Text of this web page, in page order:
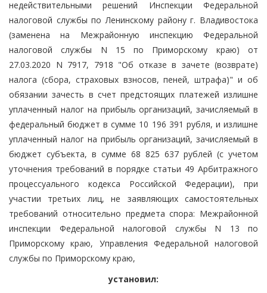
недействительными решений Инспекции Федеральной
налоговой службы по Ленинскому району г. Владивостока
(заменена на Межрайонную инспекцию Федеральной
налоговой службы N 15 по Приморскому краю) от
27.03.2020 N 7917, 7918 "Об отказе в зачете (возврате)
налога (сбора, страховых взносов, пеней, штрафа)" и об
обязании зачесть в счет предстоящих платежей излишне
уплаченный налог на прибыль организаций, зачисляемый в
федеральный бюджет в сумме 10 196 391 рубля, и излишне
уплаченный налог на прибыль организаций, зачисляемый в
бюджет субъекта, в сумме 68 825 637 рублей (с учетом
уточнения требований в порядке статьи 49 Арбитражного
процессуального кодекса Российской Федерации), при
участии третьих лиц, не заявляющих самостоятельных
требований относительно предмета спора: Межрайонной
инспекции Федеральной налоговой службы N 13 по
Приморскому краю, Управления Федеральной налоговой
службы по Приморскому краю,
установил: